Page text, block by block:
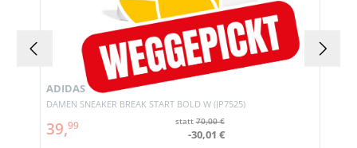
DAMEN SNEAKER BREAK START BOLD W (JP7525)
ADIDAS
39,99 statt70,00 €
-30,01 €